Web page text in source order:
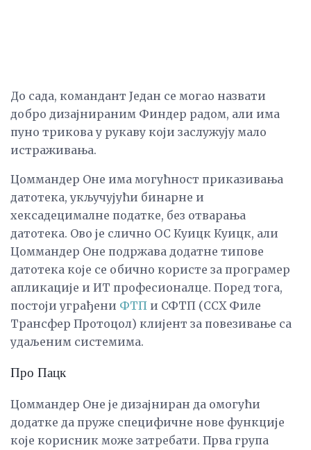
До сада, командант Један се могао назвати
добро дизајнираним Финдер радом, али има
пуно трикова у рукаву који заслужују мало
истраживања.
Цоммандер Оне има могућност приказивања
датотека, укључујући бинарне и
хексадецималне податке, без отварања
датотека. Ово је слично ОС Куицк Куицк, али
Цоммандер Оне подржава додатне типове
датотека које се обично користе за програмер
апликације и ИТ професионалце. Поред тога,
постоји уграђени ФТП и СФТП (ССХ Филе
Трансфер Протоцол) клијент за повезивање са
удаљеним системима.
Про Пацк
Цоммандер Оне је дизајниран да омогући
додатке да пруже специфичне нове функције
које корисник може затребати. Прва група